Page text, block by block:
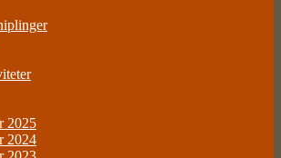
2025
2024